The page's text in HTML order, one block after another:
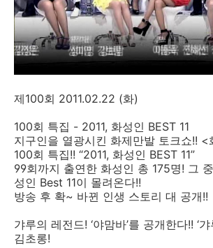
제100회 2011.02.22 (화)
100회 특집 - 2011, 화성인 BEST 11
지구인을 열광시킨 화제만발 토크쇼!! <
100회 특집!! “2011, 화성인 BEST 11”
99회까지 출연한 화성인 총 175명! 그
성인 Best 11이 몰려온다!!
방송 후 확~ 바뀐 인생 스토리 대 공개!!
갸루의 레전드! ‘야맘바’를 공개한다!! ‘
김초롱!